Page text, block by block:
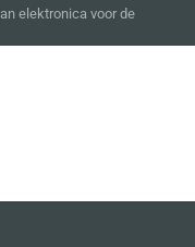
elektronica voor de